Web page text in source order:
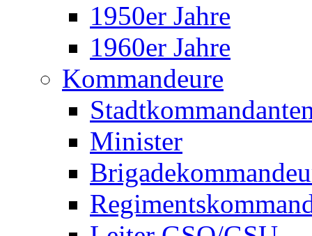
1950er Jahre
1960er Jahre
Kommandeure
Minister